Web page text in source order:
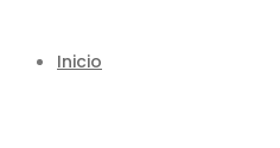
Inicio